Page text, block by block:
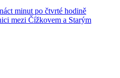
minut po čtvrté hodině
mezi Čížkovem a Starým